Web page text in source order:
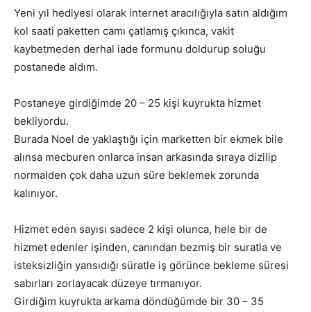
Yeni yıl hediyesi olarak internet aracılığıyla satın aldığım
kol saati paketten camı çatlamış çıkınca, vakit
kaybetmeden derhal iade formunu doldurup soluğu
postanede aldım.
Postaneye girdiğimde 20 – 25 kişi kuyrukta hizmet
bekliyordu.
Burada Noel de yaklaştığı için marketten bir ekmek bile
alınsa mecburen onlarca insan arkasında sıraya dizilip
normalden çok daha uzun süre beklemek zorunda
kalınıyor.
Hizmet eden sayısı sadece 2 kişi olunca, hele bir de
hizmet edenler işinden, canından bezmiş bir suratla ve
isteksizliğin yansıdığı süratle iş görünce bekleme süresi
sabırları zorlayacak düzeye tırmanıyor.
Girdiğim kuyrukta arkama döndüğümde bir 30 – 35